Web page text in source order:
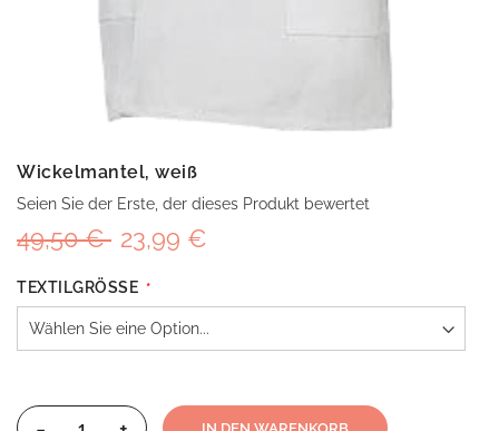
Wickelmantel, weiß
Seien Sie der Erste, der dieses Produkt bewertet
49,50 € 23,99 €
TEXTILGRÖSSE